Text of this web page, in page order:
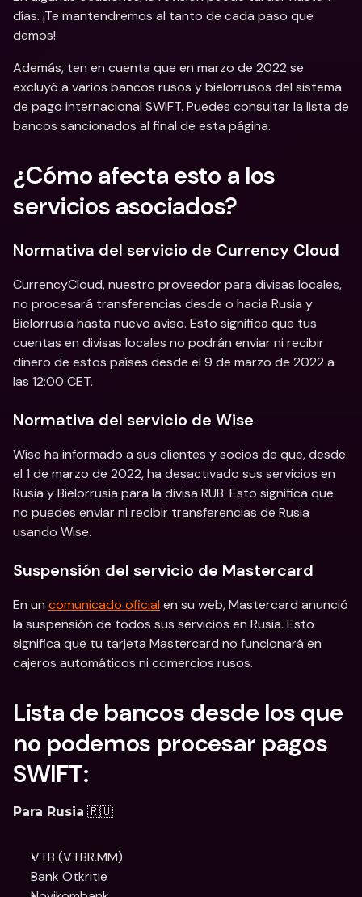
días. ¡Te mantendremos al tanto de cada paso que
demos!
Además, ten en cuenta que en marzo de 2022 se
excluyó a varios bancos rusos y bielorrusos del sistema
de pago internacional SWIFT. Puedes consultar la lista de
bancos sancionados al final de esta página.
¿Cómo afecta esto a los
servicios asociados?
Normativa del servicio de Currency Cloud
CurrencyCloud, nuestro proveedor para divisas locales,
no procesará transferencias desde o hacia Rusia y
Bielorrusia hasta nuevo aviso. Esto significa que tus
cuentas en divisas locales no podrán enviar ni recibir
dinero de estos países desde el 9 de marzo de 2022 a
las 12:00 CET.
Normativa del servicio de Wise
Wise ha informado a sus clientes y socios de que, desde
el 1 de marzo de 2022, ha desactivado sus servicios en
Rusia y Bielorrusia para la divisa RUB. Esto significa que
no puedes enviar ni recibir transferencias de Rusia
usando Wise.
Suspensión del servicio de Mastercard
En un comunicado oficial en su web, Mastercard anunció
la suspensión de todos sus servicios en Rusia. Esto
significa que tu tarjeta Mastercard no funcionará en
cajeros automáticos ni comercios rusos.
Lista de bancos desde los que
no podemos procesar pagos
SWIFT:
Para Rusia 🇷🇺
VTB (VTBR.MM)
Bank Otkritie